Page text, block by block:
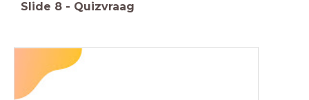
Slide 8 - Quizvraag